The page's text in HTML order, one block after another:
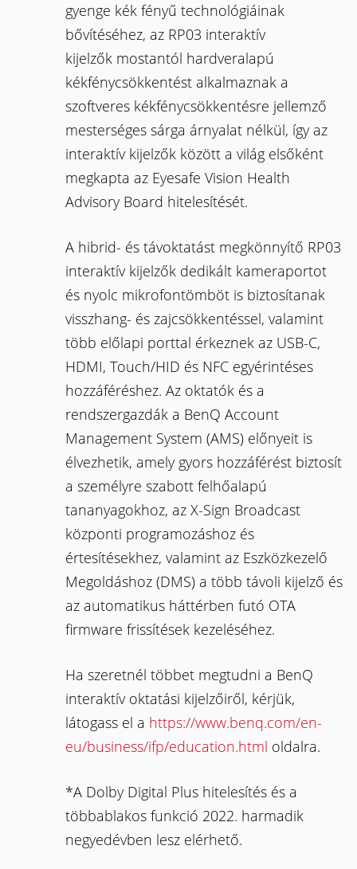
gyenge kék fényű technológiáinak
bővítéséhez, az RP03 interaktív
kijelzők mostantól hardveralapú
kékfénycsökkentést alkalmaznak a
szoftveres kékfénycsökkentésre jellemző
mesterséges sárga árnyalat nélkül, így az
interaktív kijelzők között a világ elsőként
megkapta az Eyesafe Vision Health
Advisory Board hitelesítését.
A hibrid- és távoktatást megkönnyítő RP03
interaktív kijelzők dedikált kameraportot
és nyolc mikrofontömböt is biztosítanak
visszhang- és zajcsökkentéssel, valamint
több előlapi porttal érkeznek az USB-C,
HDMI, Touch/HID és NFC egyérintéses
hozzáféréshez. Az oktatók és a
rendszergazdák a BenQ Account
Management System (AMS) előnyeit is
élvezhetik, amely gyors hozzáférést biztosít
a személyre szabott felhőalapú
tananyagokhoz, az X-Sign Broadcast
központi programozáshoz és
értesítésekhez, valamint az Eszközkezelő
Megoldáshoz (DMS) a több távoli kijelző és
az automatikus háttérben futó OTA
firmware frissítések kezeléséhez.
Ha szeretnél többet megtudni a BenQ
interaktív oktatási kijelzőiről, kérjük,
látogass el a https://www.benq.com/en-
eu/business/ifp/education.html oldalra.
*A Dolby Digital Plus hitelesítés és a
többablakos funkció 2022. harmadik
negyedévben lesz elérhető.